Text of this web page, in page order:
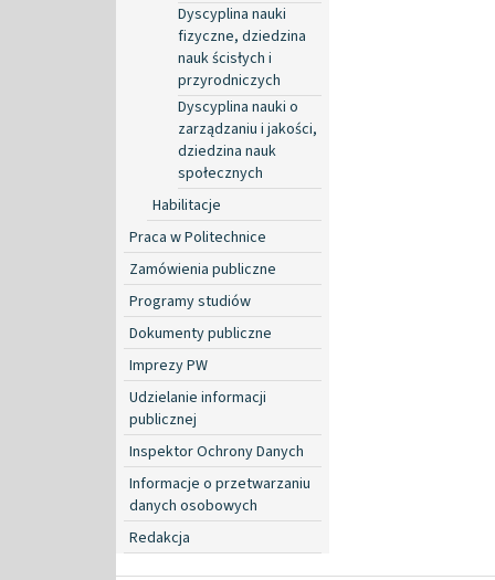
Dyscyplina nauki
fizyczne, dziedzina
nauk ścisłych i
przyrodniczych
Dyscyplina nauki o
zarządzaniu i jakości,
dziedzina nauk
społecznych
Habilitacje
Praca w Politechnice
Zamówienia publiczne
Programy studiów
Dokumenty publiczne
Imprezy PW
Udzielanie informacji
publicznej
Inspektor Ochrony Danych
Informacje o przetwarzaniu
danych osobowych
Redakcja